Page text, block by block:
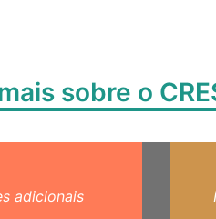
sobre o
adicionais